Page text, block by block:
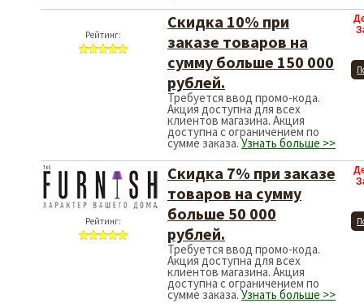
Рейтинг:
Скидка 10% при
заказе товаров на
сумму больше 150 000
рублей.
Требуется ввод промо-кода.
Акция доступна для всех
клиентов магазина. Акция
доступна с ограничением по
сумме заказа.Узнать больше >>
Рейтинг:
Скидка 7% при заказе
товаров на сумму
больше 50 000
рублей.
Требуется ввод промо-кода.
Акция доступна для всех
клиентов магазина. Акция
доступна с ограничением по
сумме заказа.Узнать больше >>